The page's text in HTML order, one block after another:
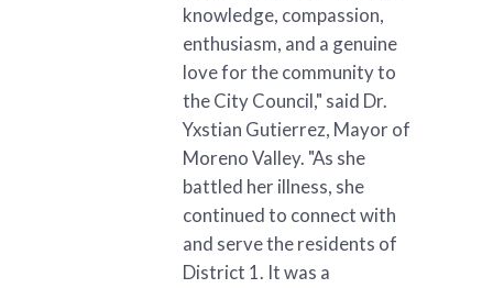
knowledge, compassion,
enthusiasm, and a genuine
love for the community to
the City Council," said Dr.
Yxstian Gutierrez, Mayor of
Moreno Valley. "As she
battled her illness, she
continued to connect with
and serve the residents of
District 1. It was a